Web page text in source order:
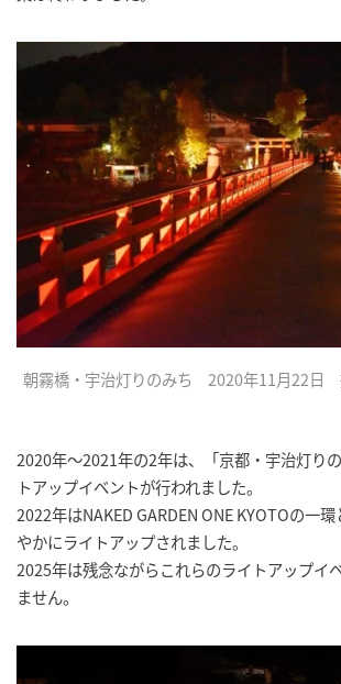
朝霧橋・宇治灯りのみち 2020年11月22日
2020年～2021年の2年は、「京都・宇治灯り
トアップイベントが行われました。
2022年はNAKED GARDEN ONE KYOTOの一
やかにライトアップされました。
2025年は残念ながらこれらのライトアップイ
ません。